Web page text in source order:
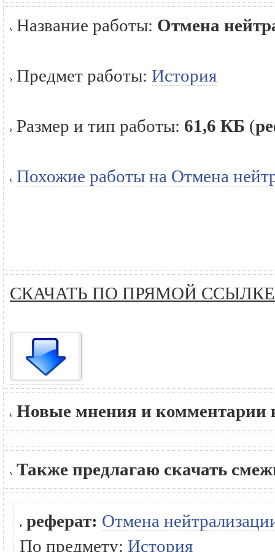
Название работы: Отмена
Предмет работы: История
Размер и тип работы: 61,6 КБ (
Похожие работы на Отмена
СКАЧАТЬ ПО ПРЯМОЙ ССЫЛКЕ
Новые мнения и комментарии
Также предлагаю скачать
реферат: Отмена
По предмету: История